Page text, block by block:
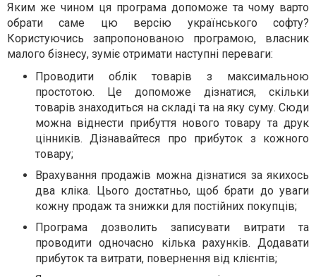
Яким же чином ця програма допоможе та чому варто
обрати саме цю версію українського софту?
Користуючись запропонованою програмою, власник
малого бізнесу, зуміє отримати наступні переваги:
Проводити облік товарів з максимальною
простотою. Це допоможе дізнатися, скільки
товарів знаходиться на складі та на яку суму. Сюди
можна віднести прибуття нового товару та друк
цінників. Дізнавайтеся про прибуток з кожного
товару;
Врахування продажів можна дізнатися за якихось
два кліка. Цього достатньо, щоб брати до уваги
кожну продаж та знижки для постійних покупців;
Програма дозволить записувати витрати та
проводити одночасно кілька рахунків. Додавати
прибуток та витрати, повернення від клієнтів;